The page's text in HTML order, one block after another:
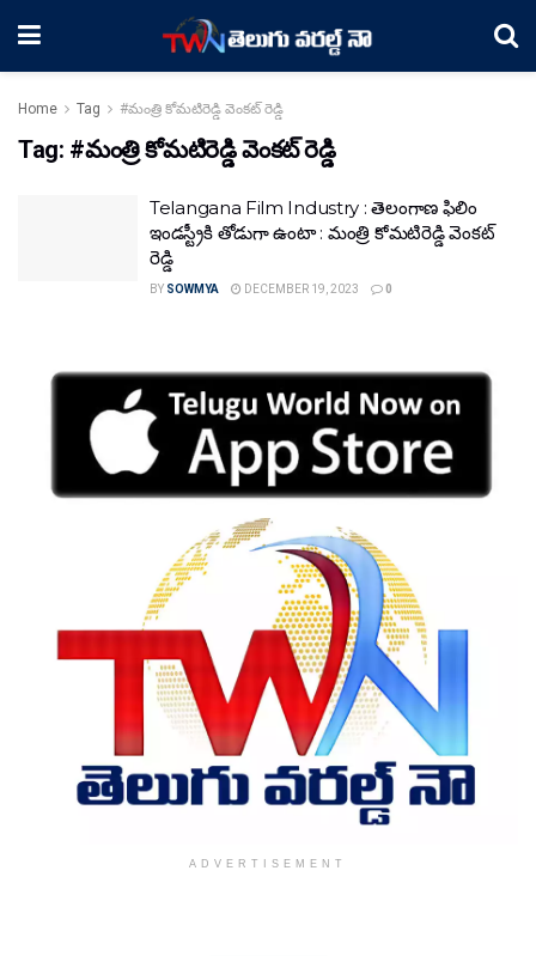
Home Tag #మంత్రి కోమటిరెడ్డి వెంకట్ రెడ్డి
Tag: #మంత్రి కోమటిరెడ్డి వెంకట్ రెడ్డి
Telangana Film Industry : తెలంగాణ ఫిలిం
ఇండస్ట్రీకి తోడుగా ఉంటా : మంత్రి కోమటిరెడ్డి వెంకట్
రెడ్డి
BY SOWMYA DECEMBER 19, 2023 0
ADVERTISEMENT